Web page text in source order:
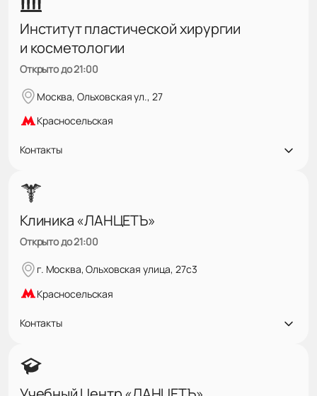
Институт пластической хирургии
и косметологии
Открыто до 21:00
Москва, Ольховская ул., 27
Красносельская
Контакты
Клиника «ЛАНЦЕТЪ»
Открыто до 21:00
г. Москва, Ольховская улица, 27с3
Красносельская
Контакты